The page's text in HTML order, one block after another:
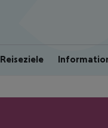
Reiseziele